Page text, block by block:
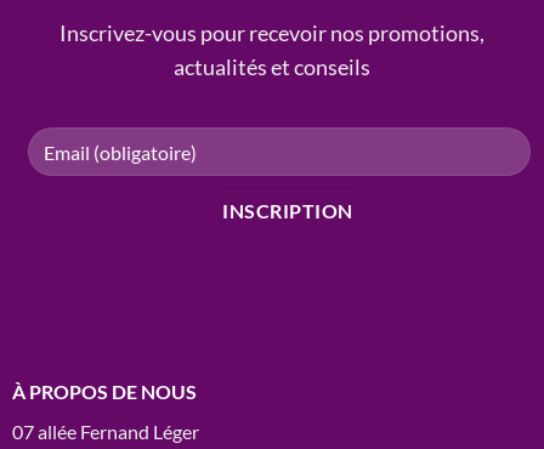
Inscrivez-vous pour recevoir nos promotions,
actualités et conseils
À PROPOS DE NOUS
07 allée Fernand Léger